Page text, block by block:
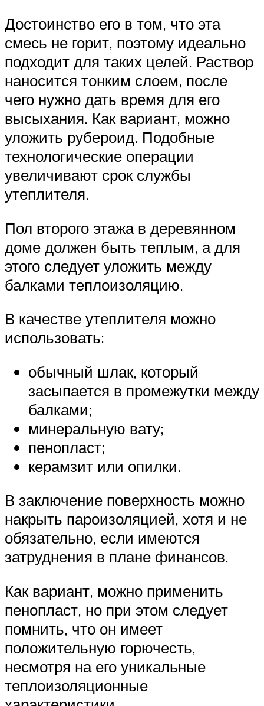
Достоинство его в том, что эта
смесь не горит, поэтому идеально
подходит для таких целей. Раствор
наносится тонким слоем, после
чего нужно дать время для его
высыхания. Как вариант, можно
уложить рубероид. Подобные
технологические операции
увеличивают срок службы
утеплителя.
Пол второго этажа в деревянном
доме должен быть теплым, а для
этого следует уложить между
балками теплоизоляцию.
В качестве утеплителя можно
использовать:
обычный шлак, который
засыпается в промежутки между
балками;
минеральную вату;
пенопласт;
керамзит или опилки.
В заключение поверхность можно
накрыть пароизоляцией, хотя и не
обязательно, если имеются
затруднения в плане финансов.
Как вариант, можно применить
пенопласт, но при этом следует
помнить, что он имеет
положительную горючесть,
несмотря на его уникальные
теплоизоляционные